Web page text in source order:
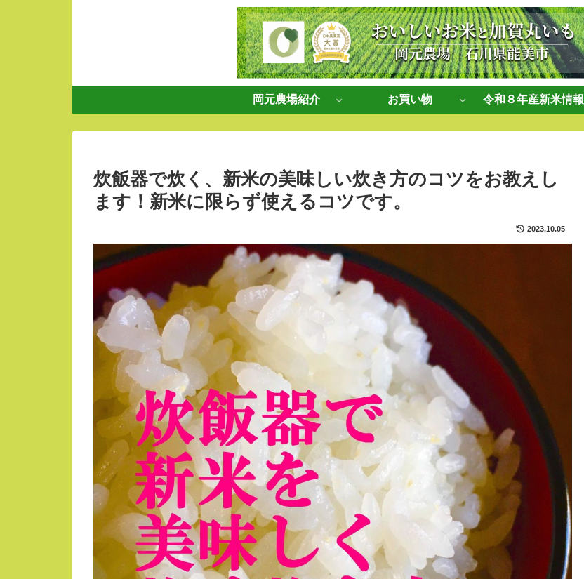
岡元農場紹介 お買い物 令和８年産新米情報
炊飯器で炊く、新米の美味しい炊き方のコツをお教えし
ます！新米に限らず使えるコツです。
2023.10.05